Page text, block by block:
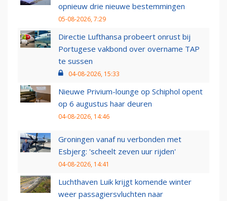
opnieuw drie nieuwe bestemmingen
05-08-2026, 7:29
Directie Lufthansa probeert onrust bij
Portugese vakbond over overname TAP
te sussen
04-08-2026, 15:33
Nieuwe Privium-lounge op Schiphol opent
op 6 augustus haar deuren
04-08-2026, 14:46
Groningen vanaf nu verbonden met
Esbjerg: 'scheelt zeven uur rijden'
04-08-2026, 14:41
Luchthaven Luik krijgt komende winter
weer passagiersvluchten naar